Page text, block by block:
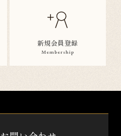
新規会員登録
Membership